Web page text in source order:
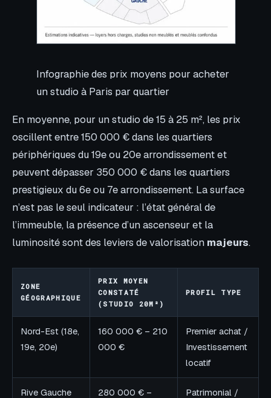
Infographie des prix moyens pour acheter
un studio à Paris par quartier
En moyenne, pour un studio de 15 à 25 m², les prix
oscillent entre 150 000 € dans les quartiers
périphériques du 19e ou 20e arrondissement et
peuvent dépasser 350 000 € dans les quartiers
prestigieux du 6e ou 7e arrondissement. La surface
n’est pas le seul indicateur : l’état général de
l’immeuble, la présence d’un ascenseur et la
luminosité sont des leviers de valorisation majeurs.
ZONE
GÉOGRAPHIQUE
PRIX MOYEN
CONSTATÉ
(STUDIO 20M²)
PROFIL TYPE
Nord-Est (18e,
19e, 20e)
160 000 € – 210
000 €
Premier achat /
Investissement
locatif
Rive Gauche 280 000 € – Patrimonial /